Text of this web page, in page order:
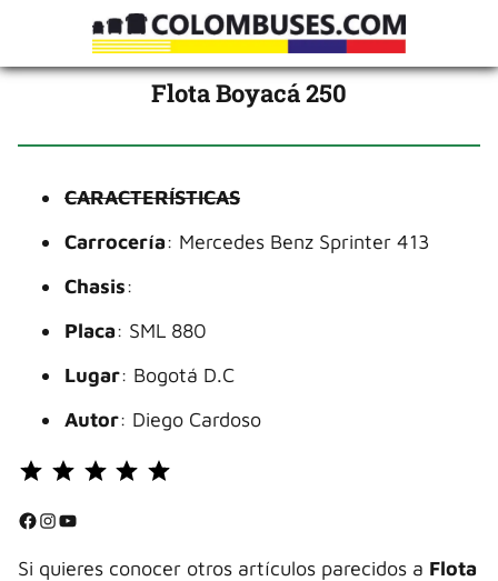
Flota Boyacá 250
CARACTERÍSTICAS
Carrocería: Mercedes Benz Sprinter 413
Chasis:
Placa: SML 880
Lugar: Bogotá D.C
Autor: Diego Cardoso
⭐
⭐
⭐
Facebook InstagramYouTube
Si quieres conocer otros artículos parecidos a Flota